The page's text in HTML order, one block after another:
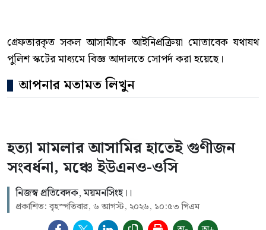
গ্রেফতারকৃত সকল আসামীকে আইনিপ্রক্রিয়া মোতাবেক যথাযথ
পুলিশ স্কটের মাধ্যমে বিজ্ঞ আদালতে সোপর্দ করা হয়েছে।
আপনার মতামত লিখুন
হত্যা মামলার আসামির হাতেই গুণীজন
সংবর্ধনা, মঞ্চে ইউএনও-ওসি
নিজস্ব প্রতিবেদক, ময়মনসিংহ।।
প্রকাশিত: বৃহস্পতিবার, ৬ আগস্ট, ২০২৬, ১০:৫৩ পিএম